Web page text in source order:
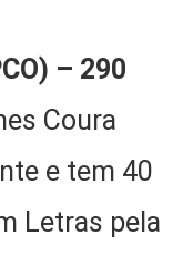
– 290
Coura
e tem 40
Letras pela